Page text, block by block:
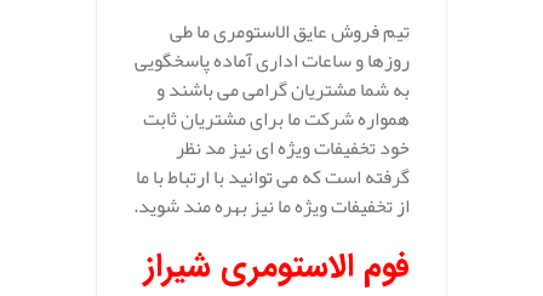
تیم فروش عایق الاستومری ما طی
روزها و ساعات اداری آماده پاسخگویی
به شما مشتریان گرامی می باشند و
همواره شرکت ما برای مشتریان ثابت
خود تخفیفات ویژه ای نیز مد نظر
گرفته است که می توانید با ارتباط با ما
از تخفیفات ویژه ما نیز بهره مند شوید.
فوم الاستومری شیراز